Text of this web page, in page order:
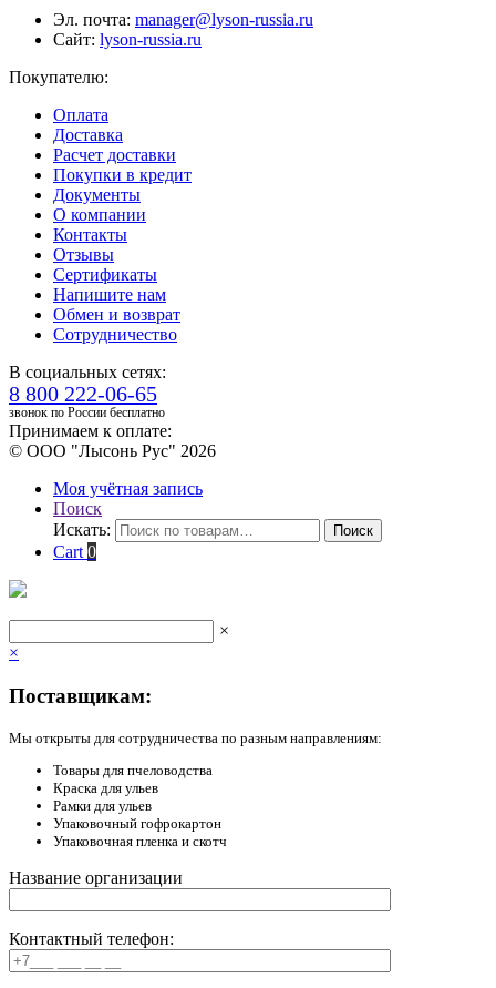
Эл. почта: manager@lyson-russia.ru
Сайт: lyson-russia.ru
Покупателю:
Оплата
Доставка
Расчет доставки
Покупки в кредит
Документы
О компании
Контакты
Отзывы
Сертификаты
Напишите нам
Обмен и возврат
Сотрудничество
В социальных сетях:
8 800 222-06-65
звонок по России бесплатно
Принимаем к оплате:
© ООО "Лысонь Рус" 2026
Моя учётная запись
Поиск
Искать:
Поиск
Cart 0
×
×
Поставщикам:
Мы открыты для сотрудничества по разным направлениям:
Товары для пчеловодства
Краска для ульев
Рамки для ульев
Упаковочный гофрокартон
Упаковочная пленка и скотч
Название организации
Контактный телефон: